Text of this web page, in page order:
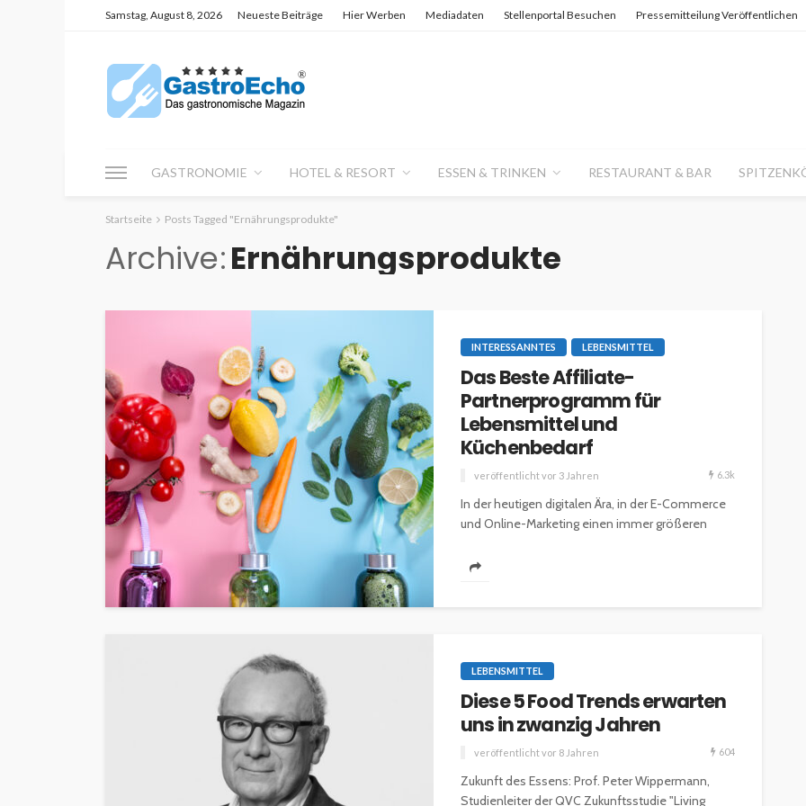
Samstag, August 8, 2026 Neueste Beiträge Hier Werben Mediadaten Stellenportal Besuchen Pressemitteilung Veröffentlichen
GASTRONOMIE HOTEL & RESORT ESSEN & TRINKEN RESTAURANT & BAR
Startseite Posts Tagged "Ernährungsprodukte"
Archive Ernährungsprodukte
INTERESSANNTES LEBENSMITTEL
Das Beste Affiliate-
Partnerprogramm für
Lebensmittel und
Küchenbedarf
veröffentlicht vor 3 Jahren 6.3k
In der heutigen digitalen Ära, in der E-Commerce
und Online-Marketing einen immer größeren
verstärkt nach effektiven...
LEBENSMITTEL
Diese 5 Food Trends erwarten
uns in zwanzig Jahren
veröffentlicht vor 8 Jahren 604
Zukunft des Essens: Prof. Peter Wippermann,
Studienleiter der QVC Zukunftsstudie "Living
INTERESSANNTES MAGAZIN
Kapital in Deutschland zu
investieren beginnen?
veröffentlicht vor 5 Jahren 14.7k
Sterneköche: Insider-Tipps
für Hobbyköche
veröffentlicht vor 2 Jahren